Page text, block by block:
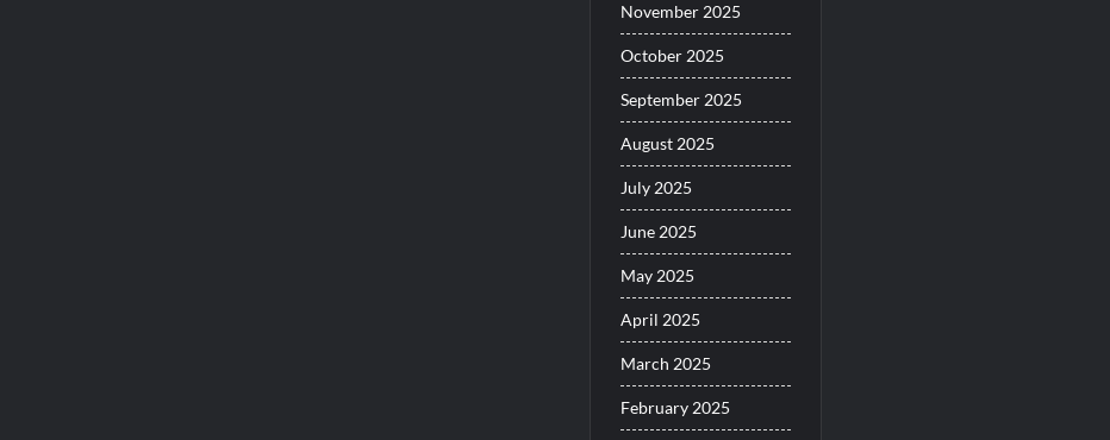
November 2025
October 2025
September 2025
August 2025
July 2025
June 2025
May 2025
April 2025
March 2025
February 2025